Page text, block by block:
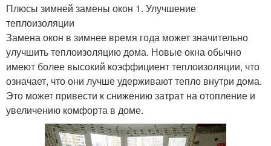
Плюсы зимней замены окон 1. Улучшение
теплоизоляции
Замена окон в зимнее время года может значительно
улучшить теплоизоляцию дома. Новые окна обычно
имеют более высокий коэффициент теплоизоляции, что
означает, что они лучше удерживают тепло внутри дома.
Это может привести к снижению затрат на отопление и
увеличению комфорта в доме.